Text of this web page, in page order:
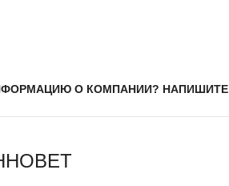
О КОМПАНИИ? НАПИШИТЕ